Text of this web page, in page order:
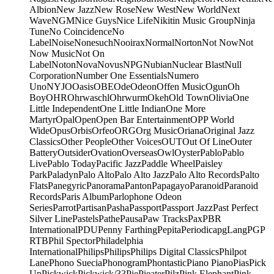
AlbionNew JazzNew RoseNew WestNew WorldNext
WaveNGMNice GuysNice LifeNikitin Music GroupNinja
TuneNo CoincidenceNo
LabelNoiseNonesuchNooiraxNormalNortonNot NowNot
Now MusicNot On
LabelNotonNovaNovusNPGNubianNuclear BlastNull
CorporationNumber One EssentialsNumero
UnoNYJOOasisOBEOdeOdeonOffen MusicOgunOh
BoyOHROhrwaschlOhrwurmOkehOld TownOliviaOne
Little IndependentOne Little IndianOne More
MartyrOpalOpenOpen Bar EntertainmentOPP World
WideOpusOrbisOrfeoORGOrg MusicOrianaOriginal Jazz
ClassicsOther PeopleOther VoicesOUTOut Of LineOuter
BatteryOutsiderOvationOverseasOwlOysterPabloPablo
LivePablo TodayPacific JazzPaddle WheelPaisley
ParkPaladynPalo AltoPalo Alto JazzPalo Alto RecordsPalto
FlatsPanegyricPanoramaPantonPapagayoParanoidParanoid
RecordsParis AlbumParlophone Odeon
SeriesParrotPartisanPashaPassportPassport JazzPast Perfect
Silver LinePastelsPathePausaPaw TracksPaxPBR
InternationalPDUPenny FarthingPepitaPeriodicapgLangPGP
RTBPhil SpectorPhiladelphia
InternationalPhilipsPhilipsPhilips Digital ClassicsPhilpot
LanePhono SueciaPhonogramPhontasticPiano PianoPiasPick